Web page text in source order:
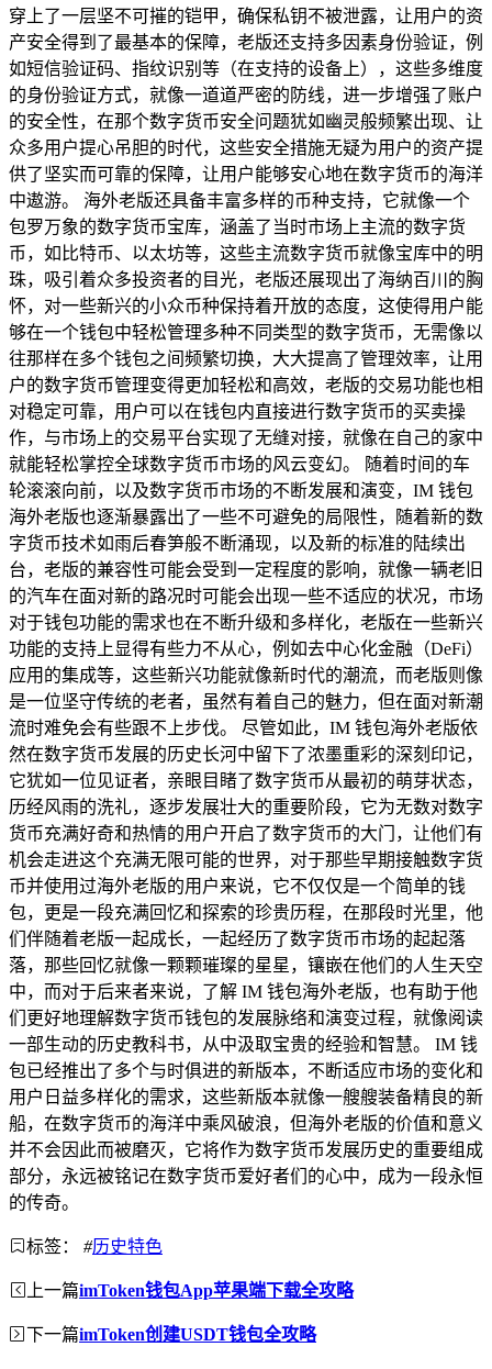
穿上了一层坚不可摧的铠甲，确保私钥不被泄露，让用户的资
产安全得到了最基本的保障，老版还支持多因素身份验证，例
如短信验证码、指纹识别等（在支持的设备上），这些多维度
的身份验证方式，就像一道道严密的防线，进一步增强了账户
的安全性，在那个数字货币安全问题犹如幽灵般频繁出现、让
众多用户提心吊胆的时代，这些安全措施无疑为用户的资产提
供了坚实而可靠的保障，让用户能够安心地在数字货币的海洋
中遨游。 海外老版还具备丰富多样的币种支持，它就像一个
包罗万象的数字货币宝库，涵盖了当时市场上主流的数字货
币，如比特币、以太坊等，这些主流数字货币就像宝库中的明
珠，吸引着众多投资者的目光，老版还展现出了海纳百川的胸
怀，对一些新兴的小众币种保持着开放的态度，这使得用户能
够在一个钱包中轻松管理多种不同类型的数字货币，无需像以
往那样在多个钱包之间频繁切换，大大提高了管理效率，让用
户的数字货币管理变得更加轻松和高效，老版的交易功能也相
对稳定可靠，用户可以在钱包内直接进行数字货币的买卖操
作，与市场上的交易平台实现了无缝对接，就像在自己的家中
就能轻松掌控全球数字货币市场的风云变幻。 随着时间的车
轮滚滚向前，以及数字货币市场的不断发展和演变，IM 钱包
海外老版也逐渐暴露出了一些不可避免的局限性，随着新的数
字货币技术如雨后春笋般不断涌现，以及新的标准的陆续出
台，老版的兼容性可能会受到一定程度的影响，就像一辆老旧
的汽车在面对新的路况时可能会出现一些不适应的状况，市场
对于钱包功能的需求也在不断升级和多样化，老版在一些新兴
功能的支持上显得有些力不从心，例如去中心化金融（DeFi）
应用的集成等，这些新兴功能就像新时代的潮流，而老版则像
是一位坚守传统的老者，虽然有着自己的魅力，但在面对新潮
流时难免会有些跟不上步伐。 尽管如此，IM 钱包海外老版依
然在数字货币发展的历史长河中留下了浓墨重彩的深刻印记，
它犹如一位见证者，亲眼目睹了数字货币从最初的萌芽状态，
历经风雨的洗礼，逐步发展壮大的重要阶段，它为无数对数字
货币充满好奇和热情的用户开启了数字货币的大门，让他们有
机会走进这个充满无限可能的世界，对于那些早期接触数字货
币并使用过海外老版的用户来说，它不仅仅是一个简单的钱
包，更是一段充满回忆和探索的珍贵历程，在那段时光里，他
们伴随着老版一起成长，一起经历了数字货币市场的起起落
落，那些回忆就像一颗颗璀璨的星星，镶嵌在他们的人生天空
中，而对于后来者来说，了解 IM 钱包海外老版，也有助于他
们更好地理解数字货币钱包的发展脉络和演变过程，就像阅读
一部生动的历史教科书，从中汲取宝贵的经验和智慧。 IM 钱
包已经推出了多个与时俱进的新版本，不断适应市场的变化和
用户日益多样化的需求，这些新版本就像一艘艘装备精良的新
船，在数字货币的海洋中乘风破浪，但海外老版的价值和意义
并不会因此而被磨灭，它将作为数字货币发展历史的重要组成
部分，永远被铭记在数字货币爱好者们的心中，成为一段永恒
的传奇。
标签： #历史特色
上一篇imToken钱包App苹果端下载全攻略
下一篇imToken创建USDT钱包全攻略